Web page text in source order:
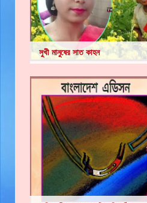
সুখী মানুষের সাত কাহন